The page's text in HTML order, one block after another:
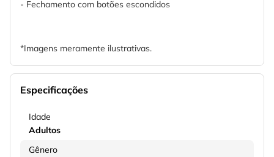
- Fechamento com botões escondidos
*Imagens meramente ilustrativas.
Especificações
Idade
Adultos
Gênero